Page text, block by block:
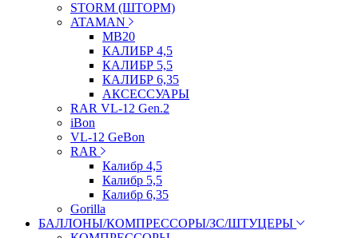
STORM (ШТОРМ)
ATAMAN
МВ20
КАЛИБР 4,5
КАЛИБР 5,5
КАЛИБР 6,35
АКСЕССУАРЫ
RAR VL-12 Gen.2
iBon
VL-12 GeBon
RAR
Калибр 4,5
Калибр 5,5
Калибр 6,35
Gorilla
БАЛЛОНЫ/КОМПРЕССОРЫ/ЗС/ШТУЦЕРЫ